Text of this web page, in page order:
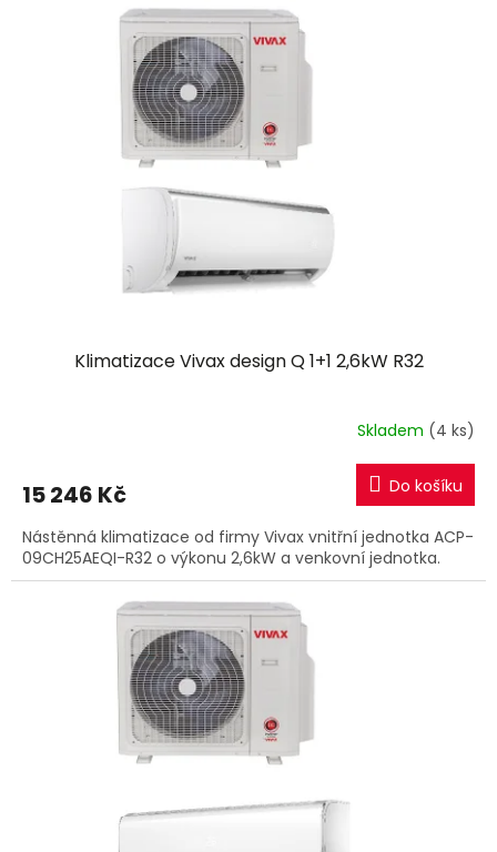
Klimatizace Vivax design Q 1+1 2,6kW R32
Skladem (4 ks)
15 246 Kč Do košíku
Nástěnná klimatizace od firmy Vivax vnitřní jednotka ACP-
09CH25AEQI-R32 o výkonu 2,6kW a venkovní jednotka.